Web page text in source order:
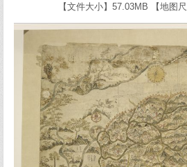
【文件大小】57.03MB 【地图